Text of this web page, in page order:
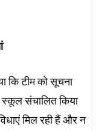
कि टीम को सूचना
स्कूल संचालित किया
मिल रही हैं और न